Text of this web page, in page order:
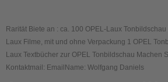
Rarität Biete an : ca. 100 OPEL-Laux Tonbildschau
Laux Filme, mit und ohne Verpackung 1 OPEL
Laux Textbücher zur OPEL Tonbildschau Machen
Kontaktmail: EmailName: Wolfgang Daniels